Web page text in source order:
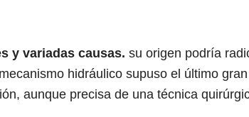
y variadas causas. su origen podría
hidráulico supuso el último
aunque precisa de una técnica